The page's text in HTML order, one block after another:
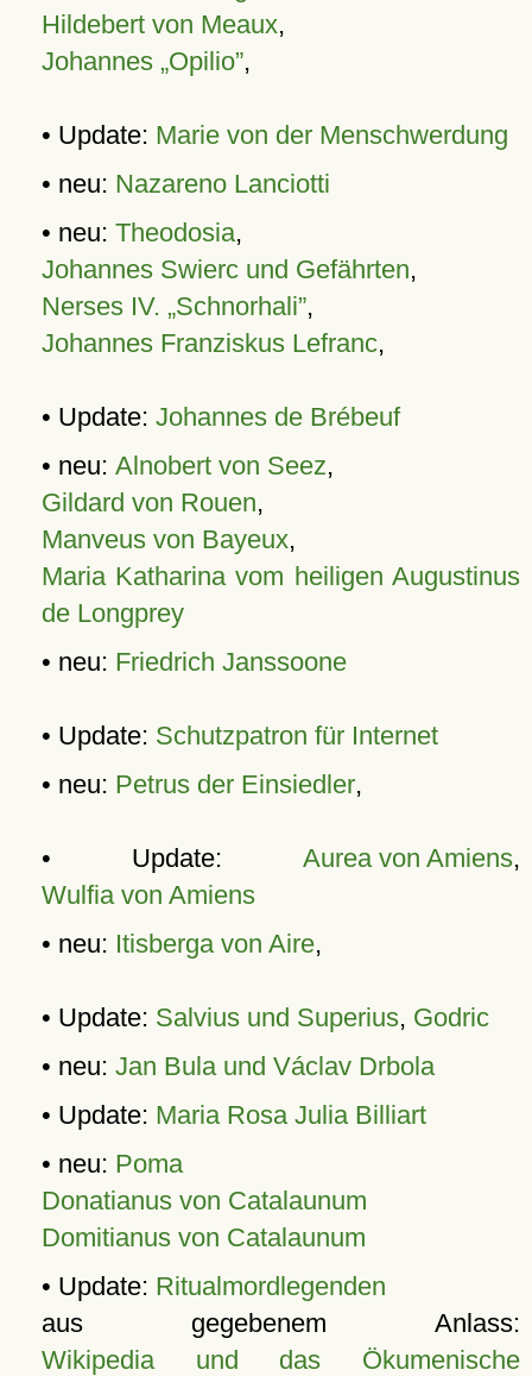
Hildebert von Meaux,
Johannes „Opilio”,
• Update: Marie von der Menschwerdung
• neu: Nazareno Lanciotti
• neu: Theodosia,
Johannes Swierc und Gefährten,
Nerses IV. „Schnorhali”,
Johannes Franziskus Lefranc,
• Update: Johannes de Brébeuf
• neu: Alnobert von Seez,
Gildard von Rouen,
Manveus von Bayeux,
Maria Katharina vom heiligen Augustinus
de Longprey
• neu: Friedrich Janssoone
• Update: Schutzpatron für Internet
• neu: Petrus der Einsiedler,
• Update: Aurea von Amiens,
Wulfia von Amiens
• neu: Itisberga von Aire,
• Update: Salvius und Superius, Godric
• neu: Jan Bula und Václav Drbola
• Update: Maria Rosa Julia Billiart
• neu: Poma
Donatianus von Catalaunum
Domitianus von Catalaunum
• Update: Ritualmordlegenden
aus gegebenem Anlass:
Wikipedia und das Ökumenische